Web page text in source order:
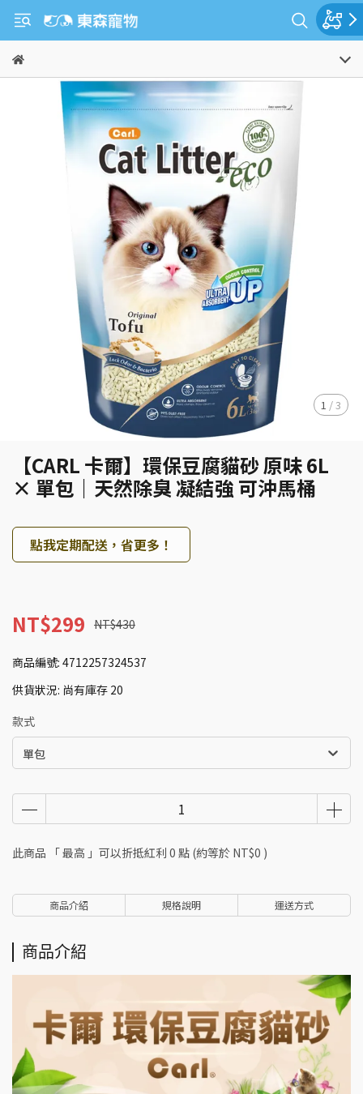
1 /3
【CARL 卡爾】環保豆腐貓砂 原味 6L
× 單包｜天然除臭 凝結強 可沖馬桶
點我定期配送，省更多！
NT$299 NT$430
商品編號: 4712257324537
供貨狀況: 尚有庫存 20
款式
單包
此商品 「 最高 」可以折抵紅利 0 點 (約等於 NT$0 )
商品介紹 規格說明 運送方式
商品介紹